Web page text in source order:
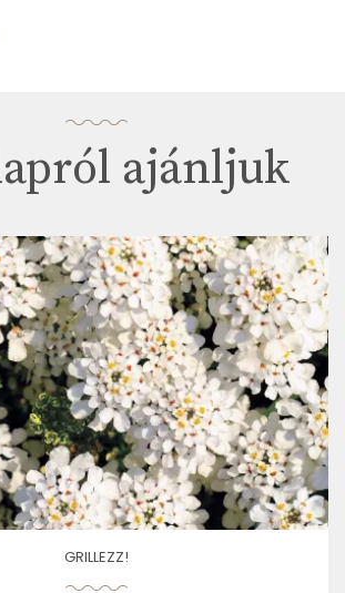
ajánljuk
GRILLEZZ!